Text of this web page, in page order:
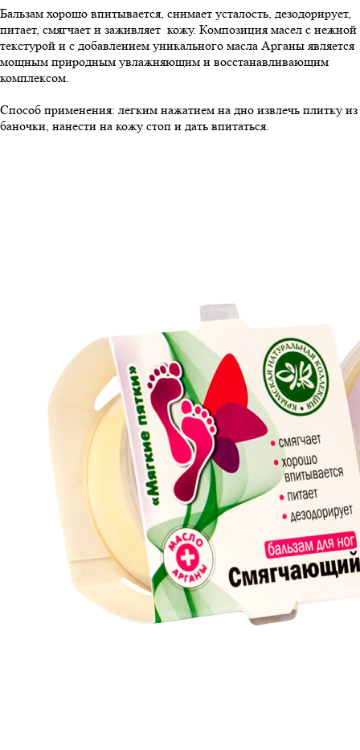
Бальзам хорошо впитывается, снимает усталость, дезодорирует,
питает, смягчает и заживляет кожу. Композиция масел с нежной
текстурой и с добавлением уникального масла Арганы является
мощным природным увлажняющим и восстанавливающим
комплексом.
Способ применения: легким нажатием на дно извлечь плитку из
баночки, нанести на кожу стоп и дать впитаться.